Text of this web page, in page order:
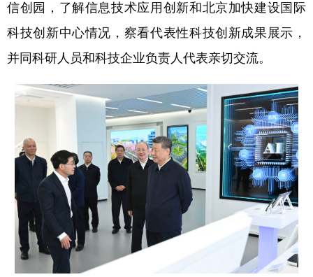
文化 书画 健康
食品 人居 信息化 数字经济
乡村振兴 银龄 溯源中国
城市 旅游 能源 会展
彩票 娱乐 时尚 悦读
一带一路 亚太网 上市公司
文化产业
信创园，了解信息技术应用创新和北京加快建设国际
科技创新中心情况，察看代表性科技创新成果展示，
并同科研人员和科技企业负责人代表亲切交流。